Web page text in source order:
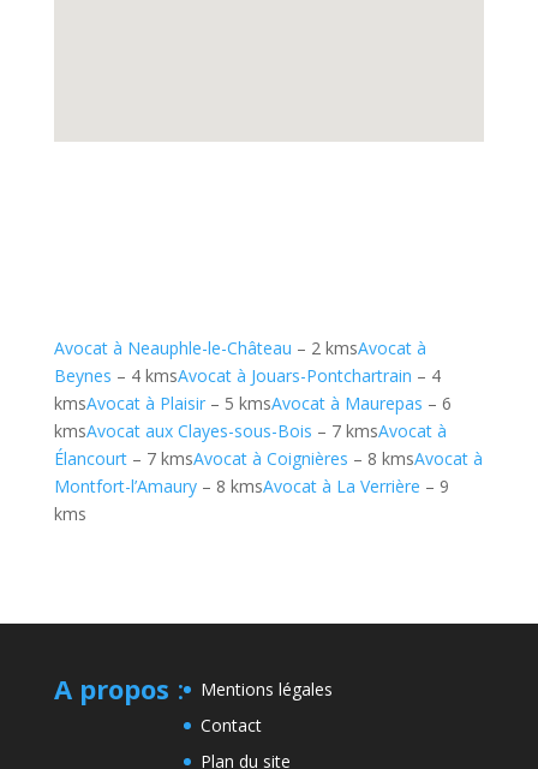
Avocat à Neauphle-le-Château – 2 kmsAvocat à
Beynes – 4 kmsAvocat à Jouars-Pontchartrain – 4
kmsAvocat à Plaisir– 5 kmsAvocat à Maurepas – 6
kmsAvocat aux Clayes-sous-Bois – 7 kmsAvocat à
Élancourt– 7 kmsAvocat à Coignières – 8 kmsAvocat à
Montfort-l’Amaury– 8 kmsAvocat à La Verrière – 9
kms
A propos :
Mentions légales
Contact
Plan du site